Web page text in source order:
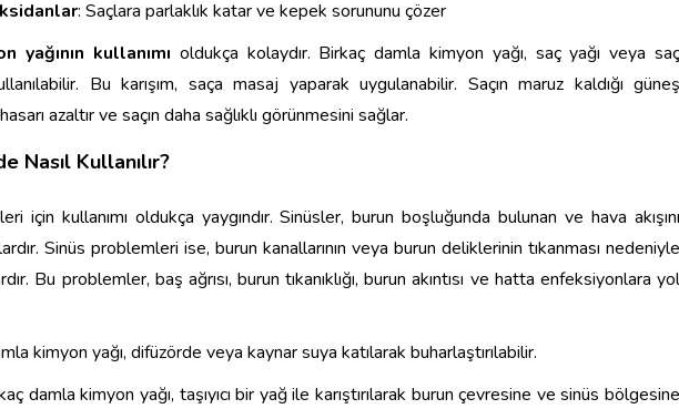
: Saçlara parlaklık katar ve kepek sorununu çözer
yağının kullanımı oldukça kolaydır. Birkaç damla kimyon yağı, saç yağı veya saç
Bu karışım, saça masaj yaparak uygulanabilir. Saçın maruz kaldığı güneş
azaltır ve saçın daha sağlıklı görünmesini sağlar.
Nasıl Kullanılır?
için kullanımı oldukça yaygındır. Sinüsler, burun boşluğunda bulunan ve hava akışını
Sinüs problemleri ise, burun kanallarının veya burun deliklerinin tıkanması nedeniyle
Bu problemler, baş ağrısı, burun tıkanıklığı, burun akıntısı ve hatta enfeksiyonlara yol
kimyon yağı, difüzörde veya kaynar suya katılarak buharlaştırılabilir.
damla kimyon yağı, taşıyıcı bir yağ ile karıştırılarak burun çevresine ve sinüs bölgesine